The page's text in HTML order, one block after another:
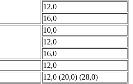
12,0
16,0
10,0
12,0
16,0
12,0
12,0 (20,0) (28,0)